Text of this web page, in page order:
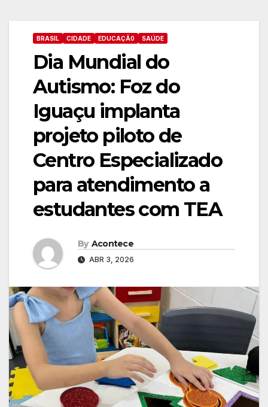
BRASIL CIDADE EDUCAÇÃ0 SAÚDE
Dia Mundial do
Autismo: Foz do
Iguaçu implanta
projeto piloto de
Centro Especializado
para atendimento a
estudantes com TEA
By Acontece
ABR 3, 2026